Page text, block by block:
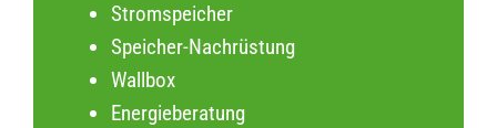
Stromspeicher
Speicher-Nachrüstung
Wallbox
Energieberatung